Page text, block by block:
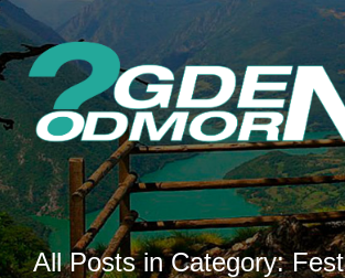
All Posts in Category: